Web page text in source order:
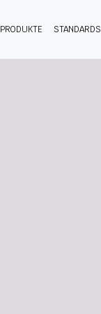
PRODUKTE STANDARDS